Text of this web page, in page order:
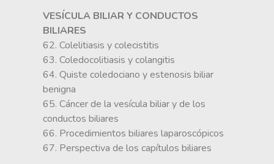
VESÍCULA BILIAR Y CONDUCTOS
BILIARES
62. Colelitiasis y colecistitis
63. Coledocolitiasis y colangitis
64. Quiste coledociano y estenosis biliar
benigna
65. Cáncer de la vesícula biliar y de los
conductos biliares
66. Procedimientos biliares laparoscópicos
67. Perspectiva de los capítulos biliares